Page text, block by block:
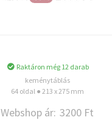
Raktáron még 12 darab
keménytáblás
64 oldal ● 213 x 275 mm
Webshop ár: 3200 Ft